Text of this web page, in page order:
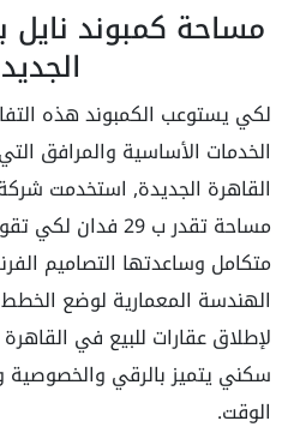
مساحة كمبوند نايل
لكي يستوعب الكمبوند هذه
الخدمات الأساسية والمرافق
القاهرة الجديدة, استخدمت شركة
مساحة تقدر ب 29
متكامل وساعدتها التصاميم
الهندسة المعمارية لوضع
لإطلاق عقارات للبيع في
سكني يتميز بالرقي
الوقت.